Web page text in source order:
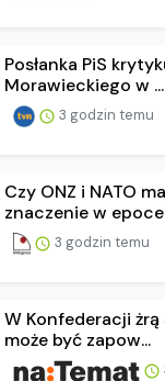
Posłanka PiS
Morawieckiego w ...
3 godzin temu
Czy ONZ i NATO
znaczenie w epoce
3 godzin temu
W Konfederacji żrą
może być zapow...